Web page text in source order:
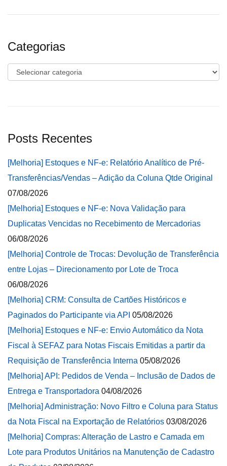
Categorias
Categorias
Posts Recentes
[Melhoria] Estoques e NF-e: Relatório Analítico de Pré-
Transferências/Vendas – Adição da Coluna Qtde Original
07/08/2026
[Melhoria] Estoques e NF-e: Nova Validação para
Duplicatas Vencidas no Recebimento de Mercadorias
06/08/2026
[Melhoria] Controle de Trocas: Devolução de Transferência
entre Lojas – Direcionamento por Lote de Troca
06/08/2026
[Melhoria] CRM: Consulta de Cartões Históricos e
Paginados do Participante via API 05/08/2026
[Melhoria] Estoques e NF-e: Envio Automático da Nota
Fiscal à SEFAZ para Notas Fiscais Emitidas a partir da
Requisição de Transferência Interna 05/08/2026
[Melhoria] API: Pedidos de Venda – Inclusão de Dados de
Entrega e Transportadora 04/08/2026
[Melhoria] Administração: Novo Filtro e Coluna para Status
da Nota Fiscal na Exportação de Relatórios 03/08/2026
[Melhoria] Compras: Alteração de Lastro e Camada em
Lote para Produtos Unitários na Manutenção de Cadastro